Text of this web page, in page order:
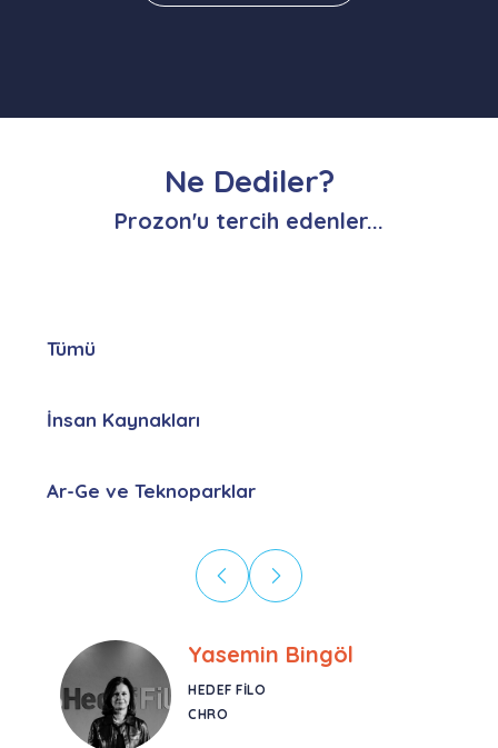
Ne Dediler?
Prozon'u tercih edenler...
Tümü
İnsan Kaynakları
Ar-Ge ve Teknoparklar
Ebru Kural
CORESYS
SATIŞ YÖNETICISI